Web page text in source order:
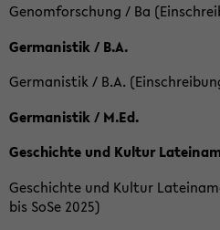
Genomforschung / Ba
Germanistik / B.A.
Germanistik / B.A.
Germanistik / M.Ed.
Geschichte und Kultur
Geschichte und Kultur
bis SoSe 2025)